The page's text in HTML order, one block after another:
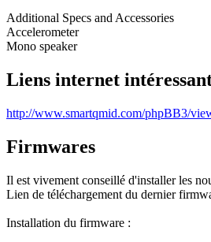
Additional Specs and Accessories
Accelerometer
Mono speaker
Liens internet
http://www.smartqmid.com/phpBB3/
Firmwares
Il est vivement conseillé d'installer les
Lien de téléchargement du dernier
Installation du firmware :